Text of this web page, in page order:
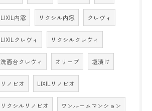
LIXIL内窓 リクシル内窓 クレヴィ
LIXILクレヴィ リクシルクレヴィ
洗面台クレヴィ オリーブ 塩漬け
リノビオ LIXILリノビオ
リクシルリノビオ ワンルームマンション